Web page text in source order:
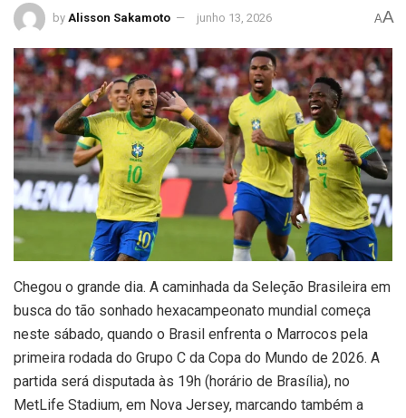
by Alisson Sakamoto junho 13, 2026 AA
Chegou o grande dia. A caminhada da Seleção Brasileira em
busca do tão sonhado hexacampeonato mundial começa
neste sábado, quando o Brasil enfrenta o Marrocos pela
primeira rodada do Grupo C da Copa do Mundo de 2026. A
partida será disputada às 19h (horário de Brasília), no
MetLife Stadium, em Nova Jersey, marcando também a